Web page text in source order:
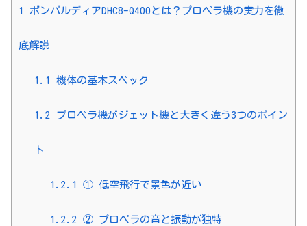
1 ボンバルディアDHC8-Q400とは？プロペラ機の実力を徹
底解説
1.1 機体の基本スペック
1.2 プロペラ機がジェット機と大きく違う3つのポイン
ト
1.2.1 ① 低空飛行で景色が近い
1.2.2 ② プロペラの音と振動が独特